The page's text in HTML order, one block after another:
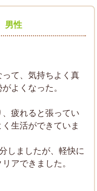
性
て、気持ちよく真
よくなった。
疲れると張ってい
生活ができていま
しましたが、軽快に
アできました。